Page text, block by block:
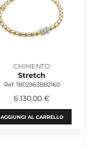
CHIMENTO
Stretch
Ref. 1B02963BB2160
6.130,00 €
AGGIUNGI AL CARRELLO